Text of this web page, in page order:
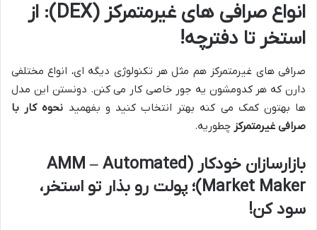
انواع صرافی های غیرمتمرکز (DEX): از
استخر تا دفترچه!
صرافی های غیرمتمرکز هم مثل هر تکنولوژی دیگه ای، انواع مختلفی
دارن که هر کدومشون یه جور خاصی کار می کنن. دونستن این مدل
ها بهتون کمک می کنه بهتر انتخاب کنید و بفهمید نحوه کار با
صرافی غیرمتمرکز چطوریه.
بازارسازان خودکار (AMM – Automated
Market Maker)؛ پولت رو بذار تو استخر،
سود کن!